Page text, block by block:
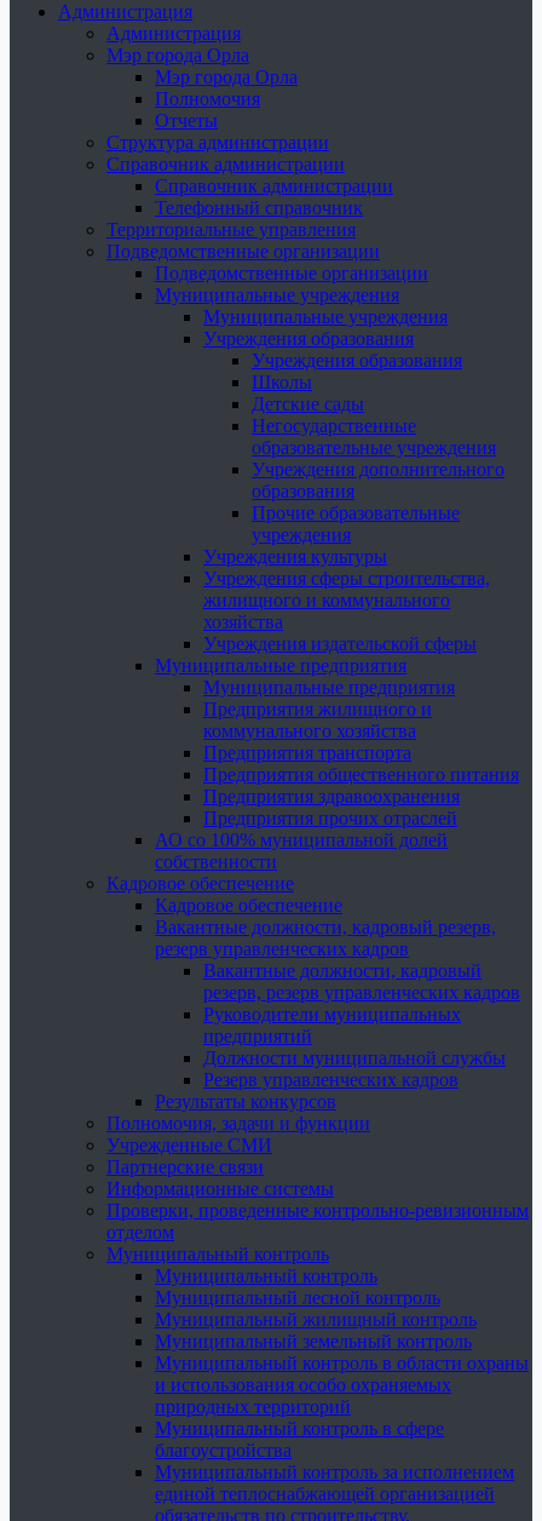
Администрация
Администрация
Мэр города Орла
Мэр города Орла
Полномочия
Отчеты
Структура администрации
Справочник администрации
Справочник администрации
Телефонный справочник
Территориальные управления
Подведомственные организации
Подведомственные организации
Муниципальные учреждения
Муниципальные учреждения
Учреждения образования
Учреждения образования
Школы
Детские сады
Негосударственные
образовательные учреждения
Учреждения дополнительного
образования
Прочие образовательные
учреждения
Учреждения культуры
Учреждения сферы строительства,
жилищного и коммунального
хозяйства
Учреждения издательской сферы
Муниципальные предприятия
Муниципальные предприятия
Предприятия жилищного и
коммунального хозяйства
Предприятия транспорта
Предприятия общественного питания
Предприятия здравоохранения
Предприятия прочих отраслей
АО со 100% муниципальной долей
собственности
Кадровое обеспечение
Кадровое обеспечение
Вакантные должности, кадровый резерв,
резерв управленческих кадров
Вакантные должности, кадровый
резерв, резерв управленческих кадров
Руководители муниципальных
предприятий
Должности муниципальной службы
Резерв управленческих кадров
Результаты конкурсов
Полномочия, задачи и функции
Учрежденные СМИ
Партнерские связи
Информационные системы
Проверки, проведенные контрольно-ревизионным
отделом
Муниципальный контроль
Муниципальный контроль
Муниципальный лесной контроль
Муниципальный жилищный контроль
Муниципальный земельный контроль
Муниципальный контроль в области охраны
и использования особо охраняемых
природных территорий
Муниципальный контроль в сфере
благоустройства
Муниципальный контроль за исполнением
единой теплоснабжающей организацией
обязательств по строительству,